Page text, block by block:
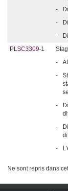
-
-
-
PLSC3309-1
-
-
-
-
-
Ne sont repris dans